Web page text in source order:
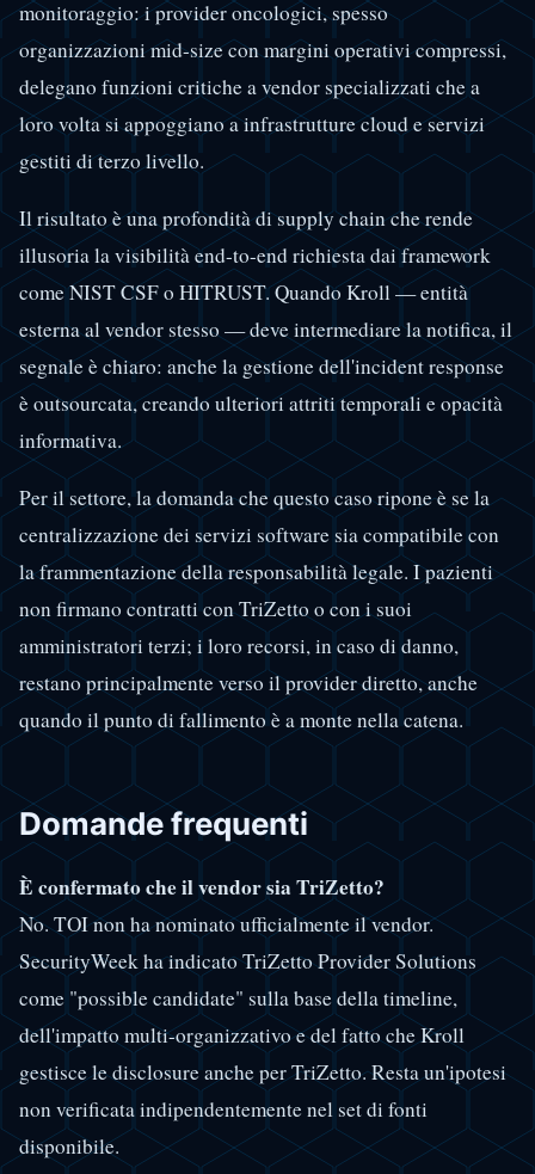
monitoraggio: i provider oncologici, spesso
organizzazioni mid-size con margini operativi compressi,
delegano funzioni critiche a vendor specializzati che a
loro volta si appoggiano a infrastrutture cloud e servizi
gestiti di terzo livello.
Il risultato è una profondità di supply chain che rende
illusoria la visibilità end-to-end richiesta dai framework
come NIST CSF o HITRUST. Quando Kroll — entità
esterna al vendor stesso — deve intermediare la notifica, il
segnale è chiaro: anche la gestione dell'incident response
è outsourcata, creando ulteriori attriti temporali e opacità
informativa.
Per il settore, la domanda che questo caso ripone è se la
centralizzazione dei servizi software sia compatibile con
la frammentazione della responsabilità legale. I pazienti
non firmano contratti con TriZetto o con i suoi
amministratori terzi; i loro recorsi, in caso di danno,
restano principalmente verso il provider diretto, anche
quando il punto di fallimento è a monte nella catena.
Domande frequenti
È confermato che il vendor sia TriZetto?
No. TOI non ha nominato ufficialmente il vendor.
SecurityWeek ha indicato TriZetto Provider Solutions
come "possible candidate" sulla base della timeline,
dell'impatto multi-organizzativo e del fatto che Kroll
gestisce le disclosure anche per TriZetto. Resta un'ipotesi
non verificata indipendentemente nel set di fonti
disponibile.